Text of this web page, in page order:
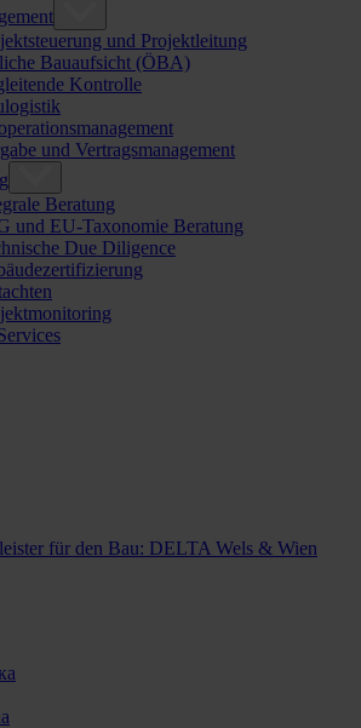
und Projektleitung
Bauaufsicht (ÖBA)
Kontrolle
und Vertragsmanagement
Beratung
und EU-Taxonomie Beratung
Due Diligence
für den Bau: DELTA Wels & Wien